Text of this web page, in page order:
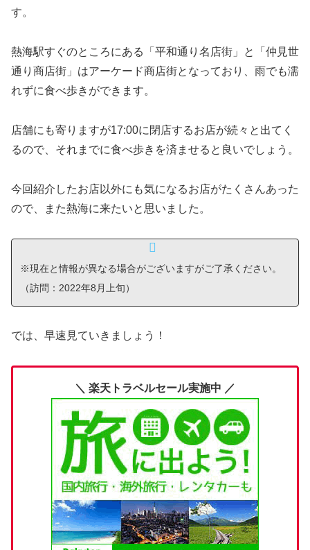
す。
熱海駅すぐのところにある「平和通り名店街」と「仲見世
通り商店街」はアーケード商店街となっており、雨でも濡
れずに食べ歩きができます。
店舗にも寄りますが17:00に閉店するお店が続々と出てく
るので、それまでに食べ歩きを済ませると良いでしょう。
今回紹介したお店以外にも気になるお店がたくさんあった
ので、また熱海に来たいと思いました。
※現在と情報が異なる場合がございますがご了承ください。
（訪問：2022年8月上旬）
では、早速見ていきましょう！
＼ 楽天トラベルセール実施中 ／